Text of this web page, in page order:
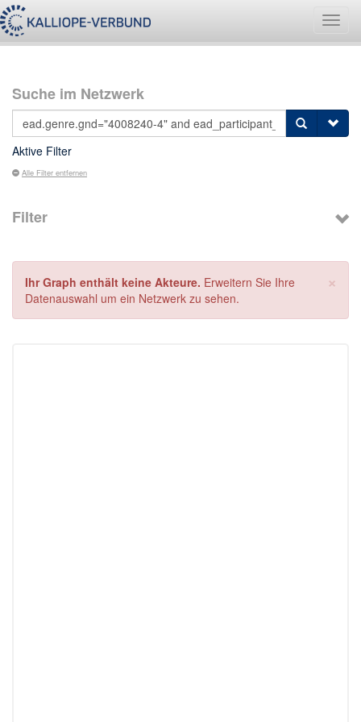
Suche im Netzwerk
Aktive Filter
Alle Filter entfernen
Filter
×
Ihr Graph enthält keine Akteure. Erweitern Sie Ihre
Datenauswahl um ein Netzwerk zu sehen.